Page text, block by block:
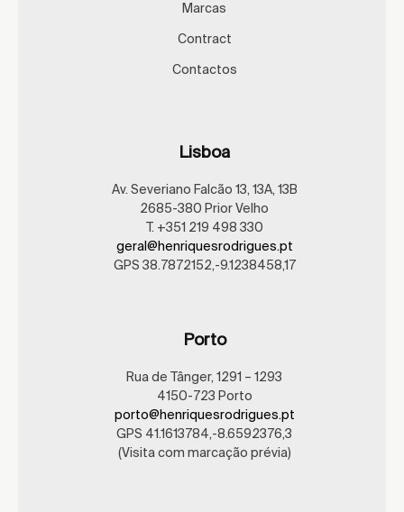
Marcas
Contract
Contactos
Lisboa
Av. Severiano Falcão 13, 13A, 13B
2685-380 Prior Velho
T. +351 219 498 330
geral@henriquesrodrigues.pt
GPS 38.7872152,-9.1238458,17
Porto
Rua de Tânger, 1291 – 1293
4150-723 Porto
porto@henriquesrodrigues.pt
GPS 41.1613784,-8.6592376,3
(Visita com marcação prévia)